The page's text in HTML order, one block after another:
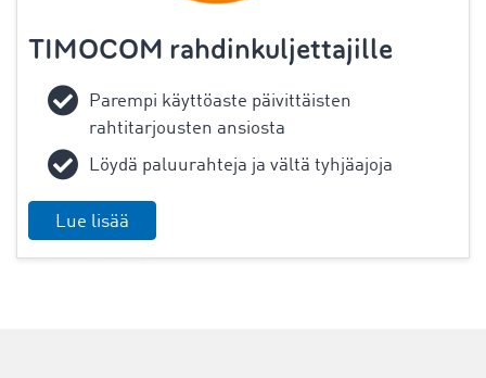
TIMOCOM rahdinkuljettajille
Parempi käyttöaste päivittäisten
rahtitarjousten ansiosta
Löydä paluurahteja ja vältä tyhjäajoja
Lue lisää